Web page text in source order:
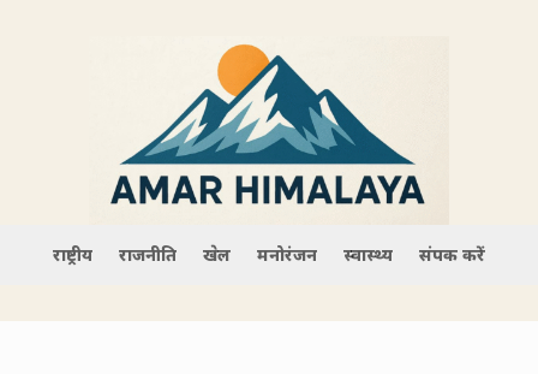
राष्ट्रीय राजनीति खेल मनोरंजन स्वास्थ्य संपर्क करें